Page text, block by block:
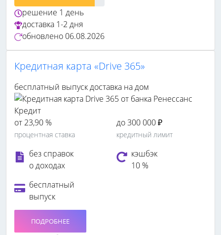
решение 1 день
доставка 1-2 дня
обновлено 06.08.2026
Кредитная карта «Drive 365»
бесплатный выпускдоставка на дом
от 23,90 %
процентная ставка
до 300 000 ₽
кредитный лимит
без справок
о доходах
кэшбэк
10 %
бесплатный
выпуск
ПОДРОБНЕЕ